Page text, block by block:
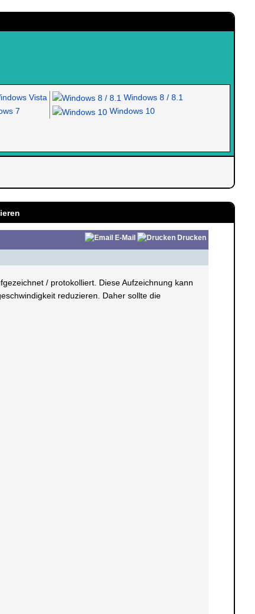
Vista
7
Windows 8 / 8.1
Windows 10
E-Mail Drucken
/ protokolliert. Diese Aufzeichnung kann
reduzieren. Daher sollte die